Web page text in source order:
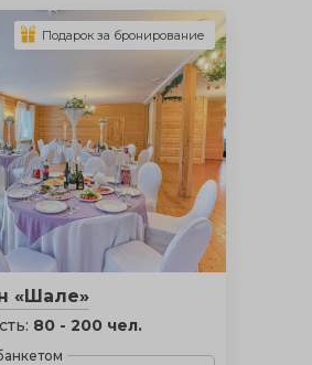
«Шале»
80 - 200 чел.
Подарок за бронирование